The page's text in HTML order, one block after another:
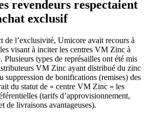
revendeurs respectaient
exclusif
de l’exclusivité, Umicore avait recours à
visant à inciter les centres VM Zinc à
Plusieurs types de représailles ont été mis
VM Zinc ayant distribué du zinc
suppression de bonifications (remises) des
du statut de « centre VM Zinc » les
(tarifs d’approvisionnement,
de livraisons avantageuses).